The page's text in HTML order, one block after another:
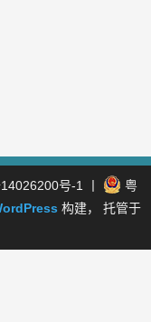
号-1
粤
构建， 托管于